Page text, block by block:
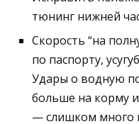
тюнинг нижней
Скорость “на
по паспорту,
Удары о водную
больше на корму
— слишком много